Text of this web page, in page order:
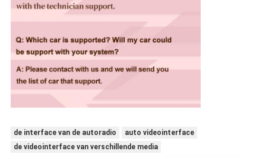
de interface van de autoradio
auto videointerface
de videointerface van verschillende media